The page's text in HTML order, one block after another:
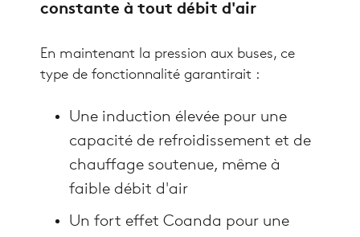
constante à tout débit d'air
En maintenant la pression aux buses, ce
type de fonctionnalité garantirait :
Une induction élevée pour une
capacité de refroidissement et de
chauffage soutenue, même à
faible débit d'air
Un fort effet Coanda pour une